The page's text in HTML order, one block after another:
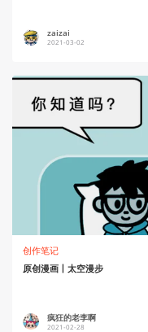
zaizai
2021-03-02
创作笔记
原创漫画丨太空漫步
疯狂的老李啊
2021-02-28